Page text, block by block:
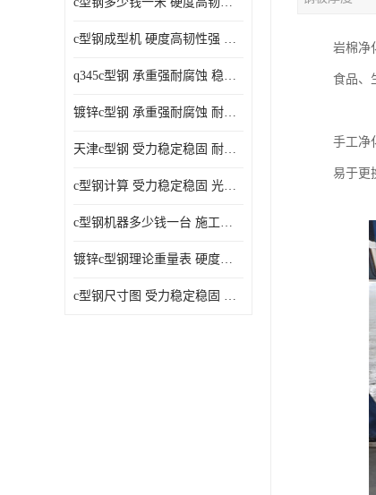
c型钢成型机 硬度高韧性强 防腐耐蚀性能好
q345c型钢 承重强耐腐蚀 稳重支撑承载力大
镀锌c型钢 承重强耐腐蚀 耐腐蚀 耐高温
天津c型钢 受力稳定稳固 耐腐蚀 耐高温
c型钢计算 受力稳定稳固 光洁无毛刺
c型钢机器多少钱一台 施工方便简单 稳重支撑承载力大
镀锌c型钢理论重量表 硬度高韧性强 光洁无毛刺
c型钢尺寸图 受力稳定稳固 光洁无毛刺
岩棉净
食品、
手工净
易于更